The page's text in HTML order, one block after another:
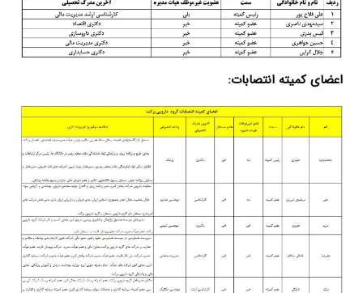
اعضای کمیته انتصابات: